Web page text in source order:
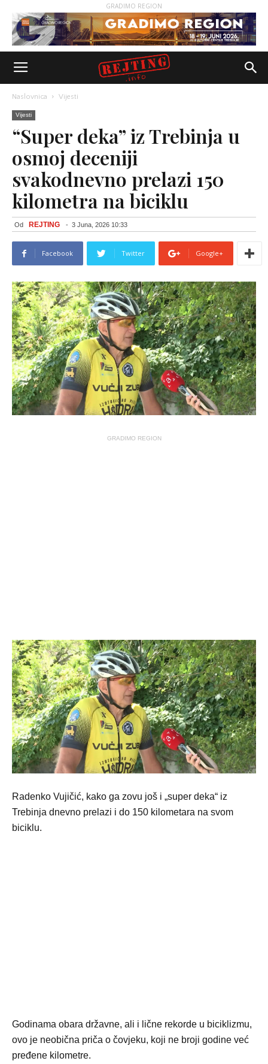
GRADIMO REGION
Naslovnica Vijesti
Vijesti
“Super deka” iz Trebinja u
osmoj deceniji
svakodnevno prelazi 150
kilometra na biciklu
Od REJTING - 3 Juna, 2026 10:33
Facebook Twitter Google+
GRADIMO REGION
Radenko Vujičić, kako ga zovu još i „super deka“ iz
Trebinja dnevno prelazi i do 150 kilometara na svom
biciklu.
Godinama obara državne, ali i lične rekorde u biciklizmu,
ovo je neobična priča o čovjeku, koji ne broji godine već
pređene kilometre.